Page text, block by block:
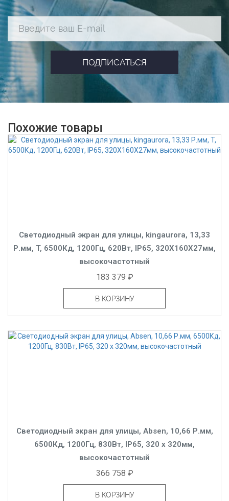
Похожие товары
Светодиодный экран для улицы, kingaurora, 13,33
Р.мм, T, 6500Кд, 1200Гц, 620Вт, IP65, 320X160X27мм,
высокочастотный
183 379 ₽
В КОРЗИНУ
Светодиодный экран для улицы, Absen, 10,66 Р.мм,
6500Кд, 1200Гц, 830Вт, IP65, 320 x 320мм,
высокочастотный
366 758 ₽
В КОРЗИНУ